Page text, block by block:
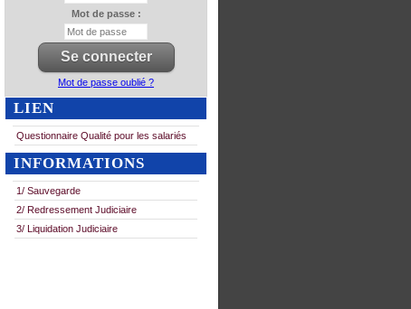
Mot de passe :
Mot de passe oublié ?
LIEN
Questionnaire Qualité pour les salariés
INFORMATIONS
1/ Sauvegarde
2/ Redressement Judiciaire
3/ Liquidation Judiciaire